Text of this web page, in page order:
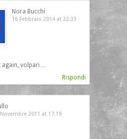
Nora Bucchi
16 Febbraio 2014 at 22:33
again, volpari…
Rispondi
2011 at 17:19